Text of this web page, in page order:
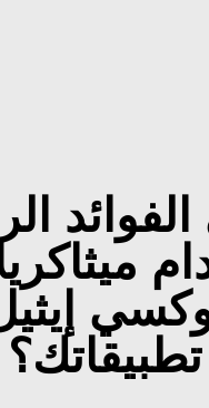
تطبيقاتك؟